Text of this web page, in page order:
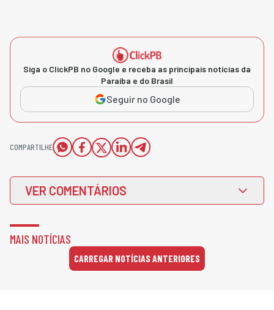
Siga o ClickPB no Google e receba as principais notícias da
Paraíba e do Brasil
Seguir no Google
COMPARTILHE
VER COMENTÁRIOS
MAIS NOTÍCIAS
CARREGAR NOTÍCIAS ANTERIORES